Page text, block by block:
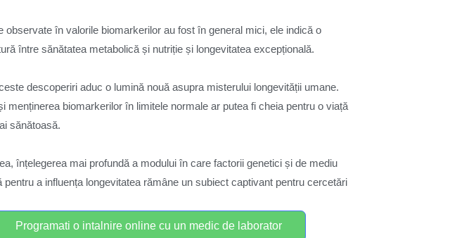
observate în valorile biomarkerilor au fost în general mici, ele indică o
între sănătatea metabolică și nutriție și longevitatea excepțională.
descoperiri aduc o lumină nouă asupra misterului longevității umane.
menținerea biomarkerilor în limitele normale ar putea fi cheia pentru o viață
sănătoasă.
înțelegerea mai profundă a modului în care factorii genetici și de mediu
pentru a influența longevitatea rămâne un subiect captivant pentru cercetări
Programati o intalnire online cu un medic de laborator